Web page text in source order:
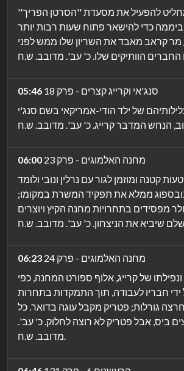
להפעיל את מסעדת ''הסרטן הפריך''
שעות ביממה כדי להישאר פתוח שעות רבות יותר
מר קראב מאבד את השריון שלו ממש לפני
05:46
סנג'אי וקרייג קצרים - פרק 18
של ילד הודי-אמריקאי בשם סנג'י
06:00
מחנה האלמוגים - פרק 23
קטנה ומוזמן לגור עם נרלין ונובי ולומד
ממלא את תפקיד המשרת במקומו;
מפסידים בתחרויות מחנה הקיץ ויוצרים
06:23
מחנה האלמוגים - פרק 24
ונפילתו של קרייג, אלוף ספורט המחנה, כפי
חבריו לעבודה, תוך התמקדות בתחרות
גורלות; פטריק מקבל עוגה בדואר. כל
ביס, אבל פטריק לא רוצה לחלוק. כ' עב'.
מדובב. ש.ח.